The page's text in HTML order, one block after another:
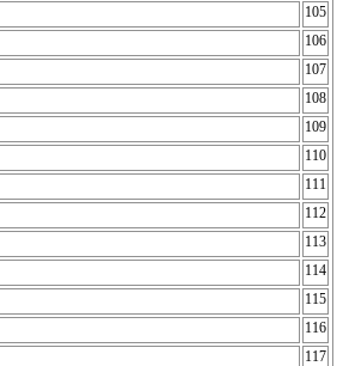
105
106
107
108
109
110
111
112
113
114
115
116
117